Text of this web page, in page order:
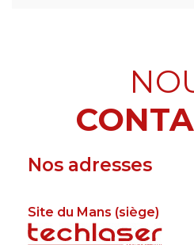
Nos adresses
Site du Mans (siège)